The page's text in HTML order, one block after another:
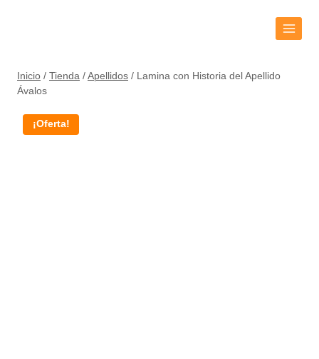
Inicio / Tienda / Apellidos / Lamina con Historia del Apellido
Ávalos
¡Oferta!